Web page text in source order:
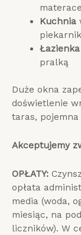
Kuchnia
Łazienka
pralką
Duże okna
doświetlenie
taras,
Akceptujemy
OPŁATY:
opłata
media (woda,
miesiąc, na
liczników). W